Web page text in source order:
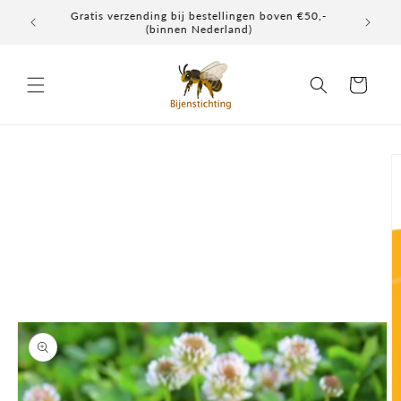
naar deGratis verzending bij bestellingen boven €50,-
(binnen Nederland)
Elke
Winkelwagen